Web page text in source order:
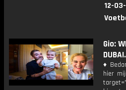
12-
Gio:
♦
hier